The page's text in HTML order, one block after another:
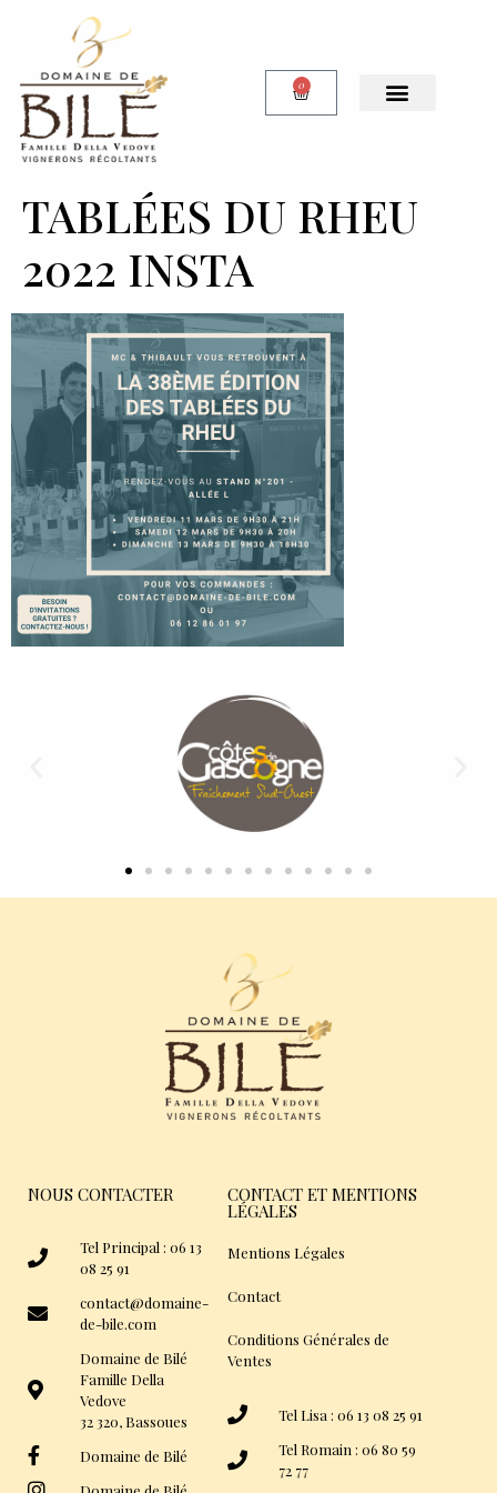
0
TABLÉES DU RHEU
2022 INSTA
NOUS CONTACTER
Tel Principal : 06 13
08 25 91
contact@domaine-
de-bile.com
Domaine de Bilé
Famille Della
Vedove
32 320, Bassoues
Domaine de Bilé
CONTACT ET MENTIONS
LÉGALES
Mentions Légales
Contact
Conditions Générales de
Ventes
Tel Lisa : 06 13 08 25 91
Tel Romain : 06 80 59
72 77